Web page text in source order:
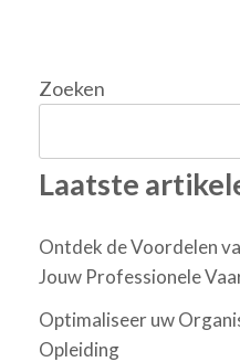
Zoeken
Laatste
Ontdek de Voordelen
Jouw Professionele
Optimaliseer uw
Opleiding